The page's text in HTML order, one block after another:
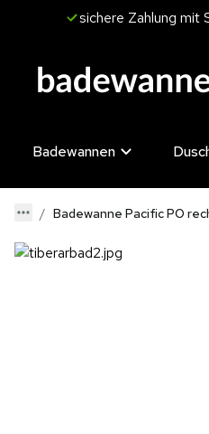
sichere Zahlung mit
Badewannen
Badewanne Pacific PO